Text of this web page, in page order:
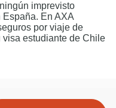
imprevisto
En AXA
por viaje de
visa estudiante de Chile